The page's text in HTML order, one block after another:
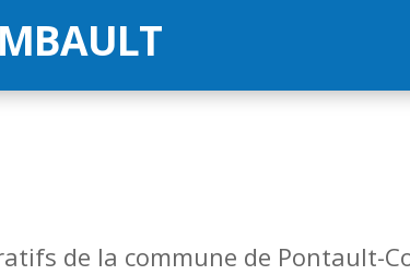
de la commune de Pontault-